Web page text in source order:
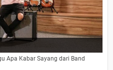
Apa Kabar Sayang dari Band